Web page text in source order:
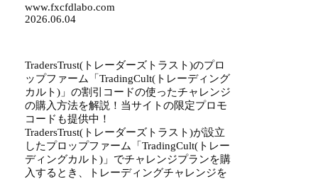
www.fxcfdlabo.com
2026.06.04
TradersTrust(トレーダーズトラスト)のプロ
ップファーム「TradingCult(トレーディング
カルト)」の割引コードの使ったチャレンジ
の購入方法を解説！当サイトの限定プロモ
コードも提供中！
TradersTrust(トレーダーズトラスト)が設立
したプロップファーム「TradingCult(トレー
ディングカルト)」でチャレンジプランを購
入するとき、トレーディングチャレンジを